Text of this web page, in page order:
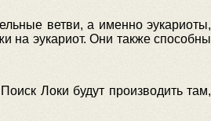
ветви, а именно эукариоты,
на эукариот. Они также способны
Локи будут производить там,